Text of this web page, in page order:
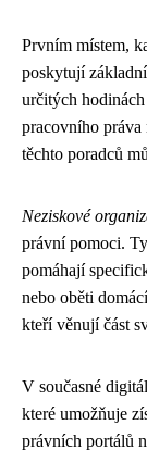
Prvním místem,
poskytují
určitých
pracovního práva
těchto poradců
Neziskové
právní pomoci.
pomáhají
nebo oběti
kteří věnují část
V současné
které umožňuje
právních portálů